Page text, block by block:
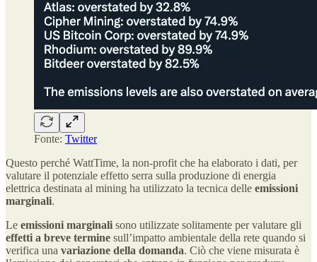
Fonte: Twitter
Questo perché WattTime, la non-profit che ha elaborato i dati, per
valutare il potenziale effetto serra sulla produzione di energia
elettrica destinata al mining ha utilizzato la tecnica delle emissioni
marginali.
Le emissioni marginali sono utilizzate solitamente per valutare gli
effetti a breve termine sull’impatto ambientale della rete quando si
verifica una variazione della domanda. Ciò che viene misurata è